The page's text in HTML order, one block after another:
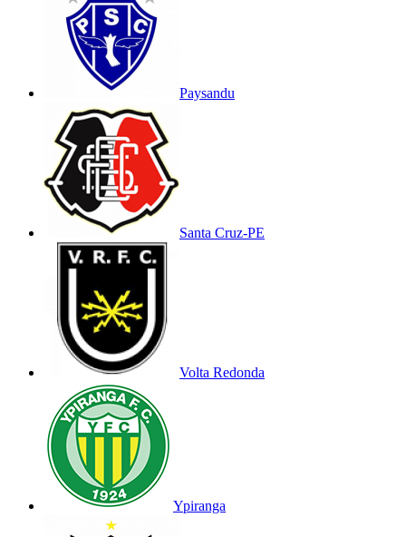
Paysandu
Santa Cruz-PE
Volta Redonda
Ypiranga